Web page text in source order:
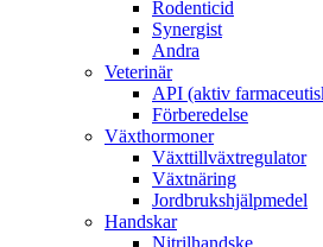
Rodenticid
Synergist
Andra
Veterinär
API (aktiv
Förberedelse
Växthormoner
Växttillväxtregulator
Växtnäring
Jordbrukshjälpmedel
Handskar
Nitrilhandske